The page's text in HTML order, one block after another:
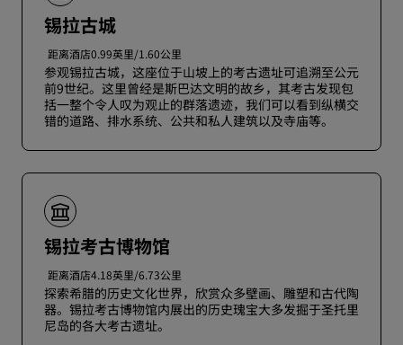
锡拉古城
距离酒店0.99英里/1.60公里
参观锡拉古城，这座位于山坡上的考古遗址可追溯至公元
前9世纪。这里曾经是斯巴达文明的故乡，其考古发现包
括一整个令人叹为观止的群落遗迹，我们可以看到纵横交
错的道路、排水系统、公共和私人建筑以及寺庙等。
锡拉考古博物馆
距离酒店4.18英里/6.73公里
探索希腊的历史文化世界，欣赏众多壁画、雕塑和古代陶
器。锡拉考古博物馆内展出的历史瑰宝大多发掘于圣托里
尼岛的各大考古遗址。